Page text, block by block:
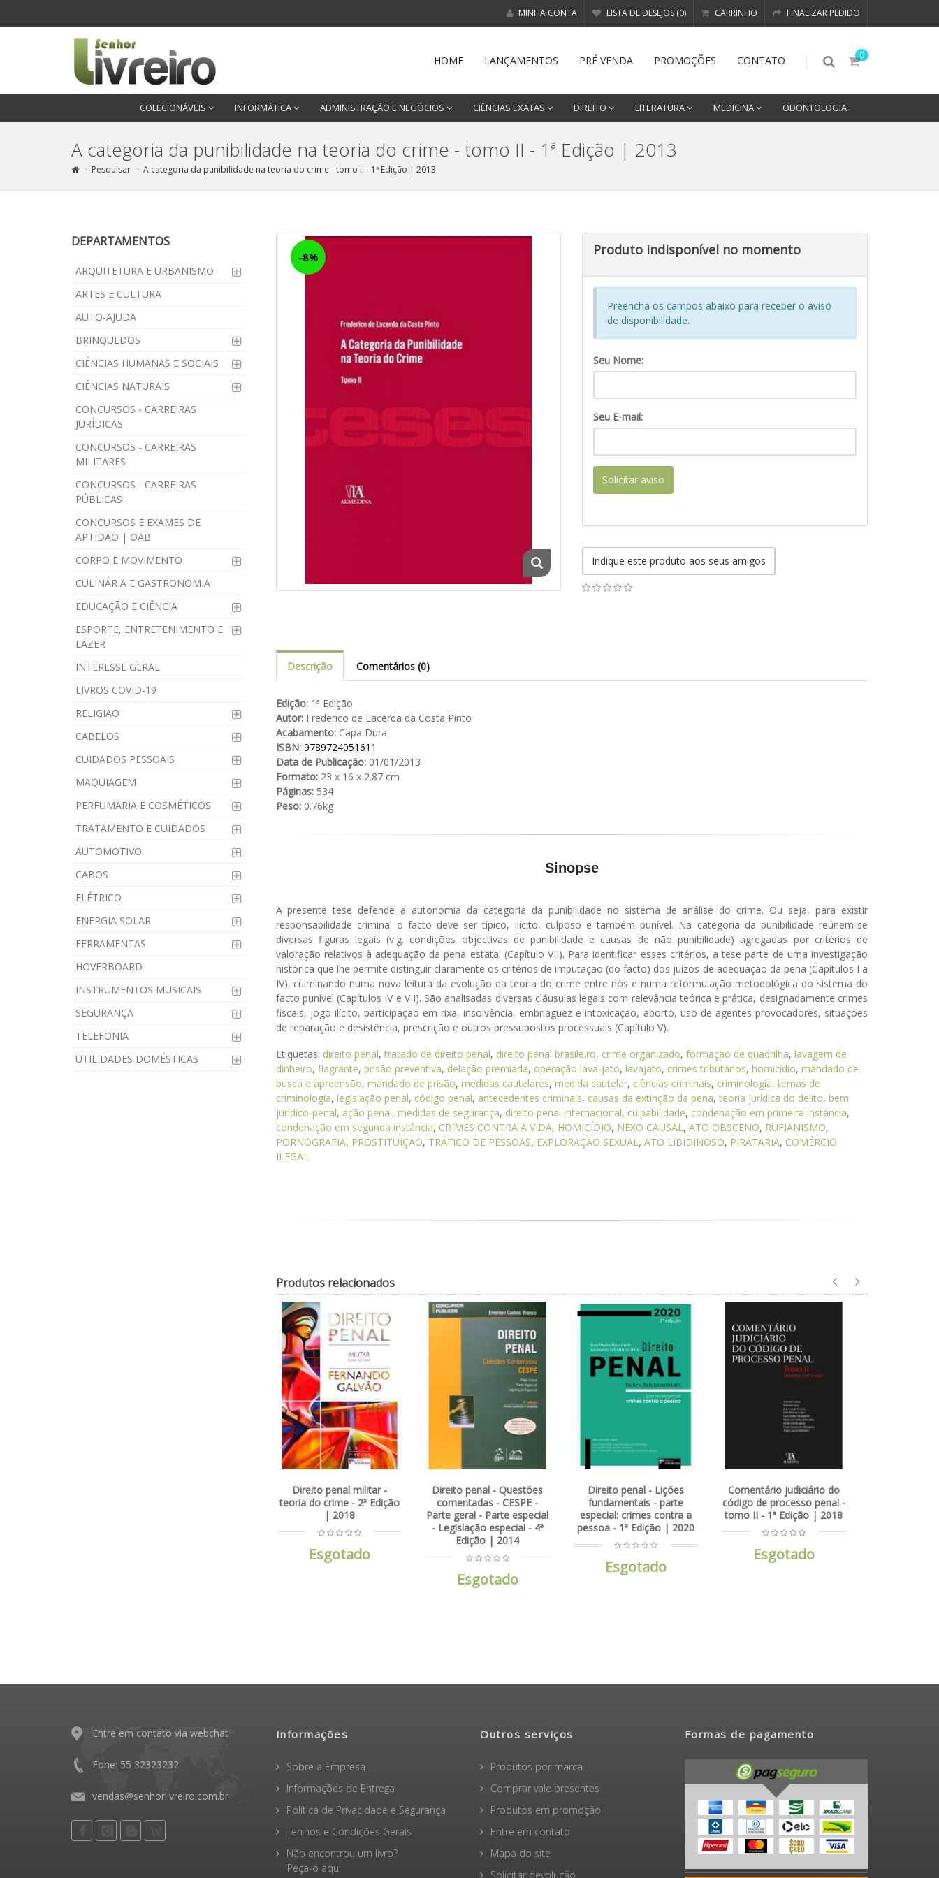
MINHA CONTA LISTA DE DESEJOS (0) CARRINHO FINALIZAR PEDIDO
0
HOME LANÇAMENTOS PRÉ VENDA PROMOÇÕES CONTATO
COLECIONÁVEIS INFORMÁTICA ADMINISTRAÇÃO E NEGÓCIOS CIÊNCIAS EXATAS DIREITO LITERATURA MEDICINA ODONTOLOGIA
A categoria da punibilidade na teoria do crime - tomo II - 1ª Edição | 2013
Pesquisar A categoria da punibilidade na teoria do crime - tomo II - 1ª Edição | 2013
DEPARTAMENTOS
ARQUITETURA E URBANISMO
ARTES E CULTURA
AUTO-AJUDA
BRINQUEDOS
CIÊNCIAS HUMANAS E SOCIAIS
CIÊNCIAS NATURAIS
CONCURSOS - CARREIRAS
JURÍDICAS
CONCURSOS - CARREIRAS
MILITARES
CONCURSOS - CARREIRAS
PÚBLICAS
CONCURSOS E EXAMES DE
APTIDÃO | OAB
CORPO E MOVIMENTO
CULINÁRIA E GASTRONOMIA
EDUCAÇÃO E CIÊNCIA
ESPORTE, ENTRETENIMENTO E
LAZER
INTERESSE GERAL
LIVROS COVID-19
RELIGIÃO
CABELOS
CUIDADOS PESSOAIS
MAQUIAGEM
PERFUMARIA E COSMÉTICOS
TRATAMENTO E CUIDADOS
AUTOMOTIVO
CABOS
ELÉTRICO
ENERGIA SOLAR
FERRAMENTAS
HOVERBOARD
INSTRUMENTOS MUSICAIS
SEGURANÇA
TELEFONIA
UTILIDADES DOMÉSTICAS
-8% Produto indisponível no momento
Preencha os campos abaixo para receber o aviso
de disponibilidade.
Seu Nome:
Seu E-mail:
Solicitar aviso
Indique este produto aos seus amigos
Descrição Comentários (0)
Edição:1ª Edição
Autor:Frederico de Lacerda da Costa Pinto
Acabamento:Capa Dura
ISBN: 9789724051611
Data de Publicação:01/01/2013
Formato:23 x 16 x 2.87 cm
Páginas:534
Peso:0.76kg
Sinopse
A presente tese defende a autonomia da categoria da punibilidade no sistema de análise do crime. Ou seja, para existir
responsabilidade criminal o facto deve ser típico, ilícito, culposo e também punível. Na categoria da punibilidade reúnem-se
diversas figuras legais (v.g. condições objectivas de punibilidade e causas de não punibilidade) agregadas por critérios de
valoração relativos à adequação da pena estatal (Capítulo VII). Para identificar esses critérios, a tese parte de uma investigação
histórica que lhe permite distinguir claramente os critérios de imputação (do facto) dos juízos de adequação da pena (Capítulos I a
IV), culminando numa nova leitura da evolução da teoria do crime entre nós e numa reformulação metodológica do sistema do
facto punível (Capítulos IV e VII). São analisadas diversas cláusulas legais com relevância teórica e prática, designadamente crimes
fiscais, jogo ilícito, participação em rixa, insolvência, embriaguez e intoxicação, aborto, uso de agentes provocadores, situações
de reparação e desistência, prescrição e outros pressupostos processuais (Capítulo V).
Etiquetas: direito penal,tratado de direito penal, direito penal brasileiro, crime organizado, formação de quadrilha, lavagem de
dinheiro, flagrante, prisão preventiva, delação premiada, operação lava-jato, lavajato, crimes tributários, homicídio, mandado de
busca e apreensão, mandado de prisão, medidas cautelares, medida cautelar, ciências criminais, criminologia,temas de
criminologia, legislação penal, código penal, antecedentes criminais, causas da extinção da pena,teoria jurídica do delito, bem
jurídico-penal, ação penal, medidas de segurança, direito penal internacional, culpabilidade, condenação em primeira instância,
condenação em segunda instância, CRIMES CONTRA A VIDA, HOMICÍDIO, NEXO CAUSAL , ATO OBSCENO, RUFIANISMO,
PORNOGRAFIA, PROSTITUIÇÃO, TRÁFICO DE PESSOAS, EXPLORAÇÃO SEXUAL , ATO LIBIDINOSO, PIRATARIA, COMÉRCIO
ILEGAL
Produtos relacionados
Direito penal - Questões
comentadas - CESPE -
Parte geral - Parte especial
- Legislação especial - 4ª
Edição | 2014
Direito penal - Lições
fundamentais - parte
especial: crimes contra a
pessoa - 1ª Edição | 2020
Esgotado
Comentário judiciário do
código de processo penal -
tomo II - 1ª Edição | 2018
Esgotado
A prescrição no direito
penal português - 1ª
Edição | 2018
Entre em contato via webchat
Fone: 55 32323232
vendas@senhorlivreiro.com.br
Informações
Sobre a Empresa
Informações de Entrega
Política de Privacidade e Segurança
Termos e Condições Gerais
Não encontrou um livro?
Peça-o aqui
Outros serviços
Produtos por marca
Comprar vale presentes
Produtos em promoção
Entre em contato
Mapa do site
Solicitar devolução
Formas de pagamento